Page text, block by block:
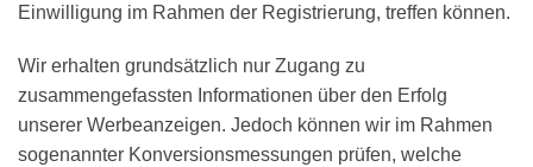
Einwilligung im Rahmen der Registrierung, treffen können.
Wir erhalten grundsätzlich nur Zugang zu
zusammengefassten Informationen über den Erfolg
unserer Werbeanzeigen. Jedoch können wir im Rahmen
sogenannter Konversionsmessungen prüfen, welche